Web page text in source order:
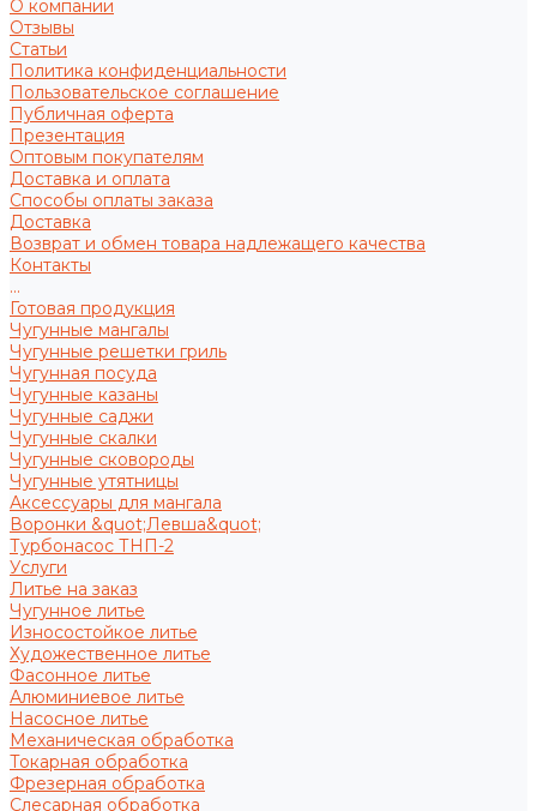
О компании
Отзывы
Статьи
Политика конфиденциальности
Пользовательское соглашение
Публичная оферта
Презентация
Оптовым покупателям
Доставка и оплата
Способы оплаты заказа
Доставка
Возврат и обмен товара надлежащего качества
Контакты
...
Готовая продукция
Чугунные мангалы
Чугунные решетки гриль
Чугунная посуда
Чугунные казаны
Чугунные саджи
Чугунные скалки
Чугунные сковороды
Чугунные утятницы
Аксессуары для мангала
Воронки &quot;Левша&quot;
Турбонасос ТНП-2
Услуги
Литье на заказ
Чугунное литье
Износостойкое литье
Художественное литье
Фасонное литье
Алюминиевое литье
Насосное литье
Механическая обработка
Токарная обработка
Фрезерная обработка
Слесарная обработка